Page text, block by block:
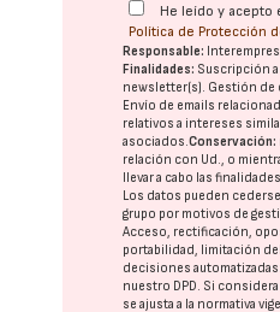
He leído y acepto
Política de Protección
Responsable:
Finalidades: Suscripción
newsletter(s). Gestión de
Envío de emails
relativos a intereses
asociados.Conservación:
relación con Ud., o
llevar a cabo las
Los datos pueden
grupo por motivos de
Acceso, rectificación,
portabilidad, limitación
decisiones automatizadas:
nuestro DPD. Si
se ajusta a la normativa